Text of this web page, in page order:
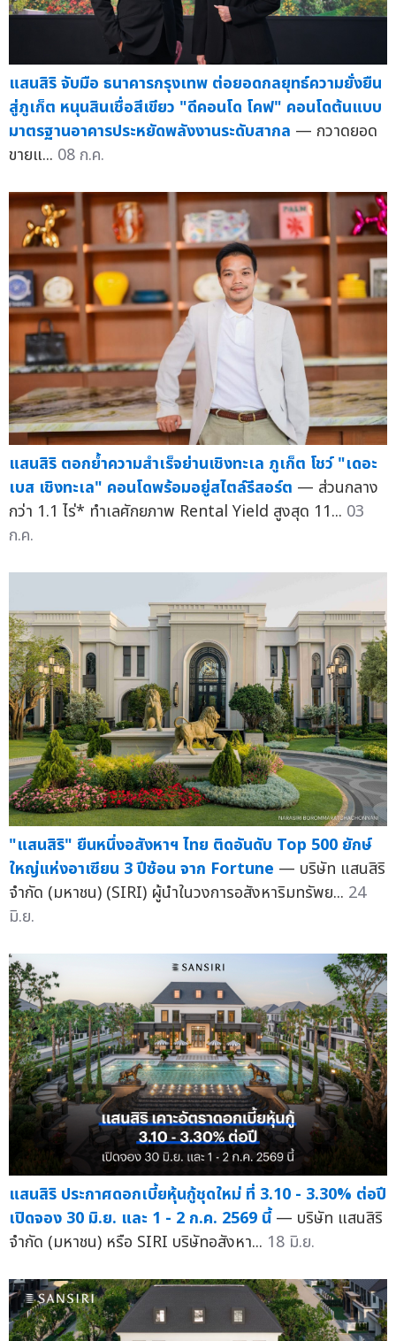
แสนสิริ จับมือ ธนาคารกรุงเทพ ต่อยอดกลยุทธ์ความยั่งยืน
สู่ภูเก็ต หนุนสินเชื่อสีเขียว "ดีคอนโด โคฟ" คอนโดต้นแบบ
มาตรฐานอาคารประหยัดพลังงานระดับสากล — กวาดยอด
ขายแ... 08 ก.ค.
แสนสิริ ตอกย้ำความสำเร็จย่านเชิงทะเล ภูเก็ต โชว์ "เดอะ
เบส เชิงทะเล" คอนโดพร้อมอยู่สไตล์รีสอร์ต — ส่วนกลาง
กว่า 1.1 ไร่* ทำเลศักยภาพ Rental Yield สูงสุด 11... 03
ก.ค.
"แสนสิริ" ยืนหนึ่งอสังหาฯ ไทย ติดอันดับ Top 500 ยักษ์
ใหญ่แห่งอาเซียน 3 ปีซ้อน จาก Fortune — บริษัท แสนสิริ
จำกัด (มหาชน) (SIRI) ผู้นำในวงการอสังหาริมทรัพย... 24
มิ.ย.
แสนสิริ ประกาศดอกเบี้ยหุ้นกู้ชุดใหม่ ที่ 3.10 - 3.30% ต่อปี
เปิดจอง 30 มิ.ย. และ 1 - 2 ก.ค. 2569 นี้ — บริษัท แสนสิริ
จำกัด (มหาชน) หรือ SIRI บริษัทอสังหา... 18 มิ.ย.